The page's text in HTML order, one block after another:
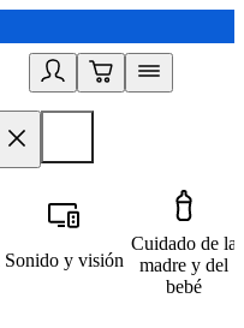
Sonido y visión
Cuidado de la
madre y del
bebé